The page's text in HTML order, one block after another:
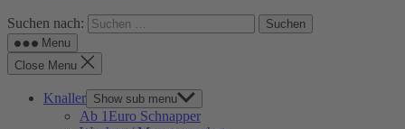
Suchen nach:
Menu
Close Menu
Knaller Show sub menu
Ab 1Euro Schnapper